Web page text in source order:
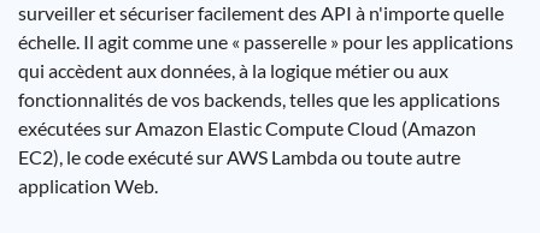
surveiller et sécuriser facilement des API à n'importe quelle
échelle. Il agit comme une « passerelle » pour les applications
qui accèdent aux données, à la logique métier ou aux
fonctionnalités de vos backends, telles que les applications
exécutées sur Amazon Elastic Compute Cloud (Amazon
EC2), le code exécuté sur AWS Lambda ou toute autre
application Web.